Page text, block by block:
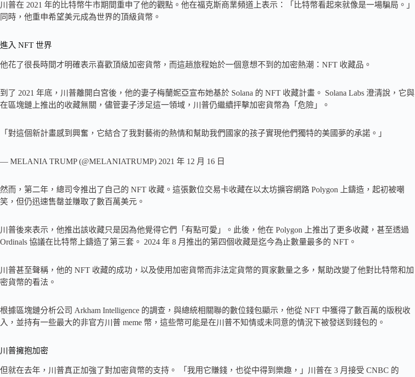
川普在 2021 年的比特幣牛市期間重申了他的觀點。他在福克斯商業頻道上表示：「比特幣看起來就像是一場騙局。」
同時，他重申希望美元成為世界的頂級貨幣。
進入 NFT 世界
他花了很長時間才明確表示喜歡頂級加密貨幣，而這趟旅程始於一個意想不到的加密熱潮：NFT 收藏品。
到了 2021 年底，川普離開白宮後，他的妻子梅蘭妮亞宣布她基於 Solana 的 NFT 收藏計畫。 Solana Labs 澄清說，它與
在區塊鏈上推出的收藏無關，儘管妻子涉足這一領域，川普仍繼續抨擊加密貨幣為「危險」。
「對這個新計畫感到興奮，它結合了我對藝術的熱情和幫助我們國家的孩子實現他們獨特的美國夢的承諾。」
— MELANIA TRUMP (@MELANIATRUMP) 2021 年 12 月 16 日
然而，第二年，總司令推出了自己的 NFT 收藏。這張數位交易卡收藏在以太坊擴容網路 Polygon 上鑄造，起初被嘲
笑，但仍迅速售罄並賺取了數百萬美元。
川普後來表示，他推出該收藏只是因為他覺得它們「有點可愛」。此後，他在 Polygon 上推出了更多收藏，甚至透過
Ordinals 協議在比特幣上鑄造了第三套。 2024 年 8 月推出的第四個收藏是迄今為止數量最多的 NFT。
川普甚至聲稱，他的 NFT 收藏的成功，以及使用加密貨幣而非法定貨幣的買家數量之多，幫助改變了他對比特幣和加
密貨幣的看法。
根據區塊鏈分析公司 Arkham Intelligence 的調查，與總統相關聯的數位錢包顯示，他從 NFT 中獲得了數百萬的版稅收
入，並持有一些最大的非官方川普 meme 幣，這些幣可能是在川普不知情或未同意的情況下被發送到錢包的。
川普擁抱加密
但就在去年，川普真正加強了對加密貨幣的支持。 「我用它賺錢，也從中得到樂趣，」川普在 3 月接受 CNBC 的